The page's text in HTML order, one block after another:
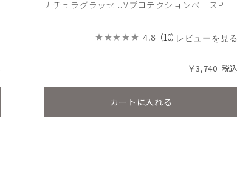
ナチュラグラッセ UVプロテクションベースP
4.8 （10） レビューを見る
￥3,740
カートに入れる